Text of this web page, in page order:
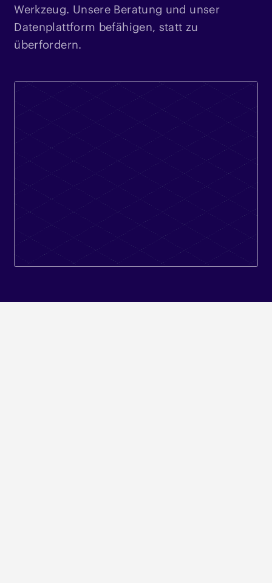
Werkzeug. Unsere Beratung und unser
Datenplattform befähigen, statt zu
überfordern.​